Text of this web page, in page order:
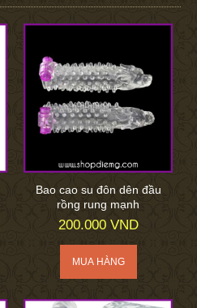
Bao cao su đôn dên đầu
rồng rung mạnh
200.000 VND